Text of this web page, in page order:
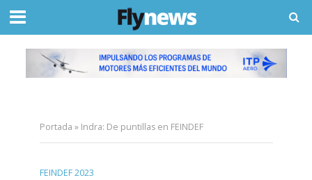
Portada » Indra: De puntillas en FEINDEF
FEINDEF 2023